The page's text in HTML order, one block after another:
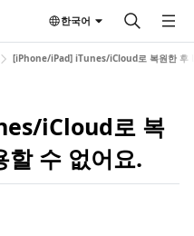
한국어
[iPhone/iPad] iTunes/iCloud로 복원한 후
iCloud로 복
할 수 없어요.